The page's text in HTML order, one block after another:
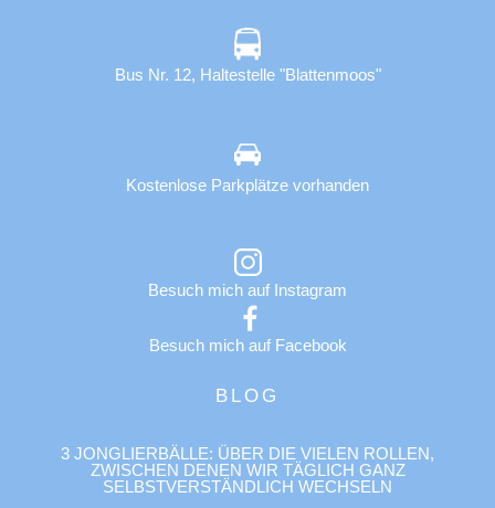
Bus Nr. 12, Haltestelle "Blattenmoos"
Kostenlose Parkplätze vorhanden
Besuch mich auf Instagram
Besuch mich auf Facebook
BLOG
3 JONGLIERBÄLLE: ÜBER DIE VIELEN ROLLEN,
ZWISCHEN DENEN WIR TÄGLICH GANZ
SELBSTVERSTÄNDLICH WECHSELN